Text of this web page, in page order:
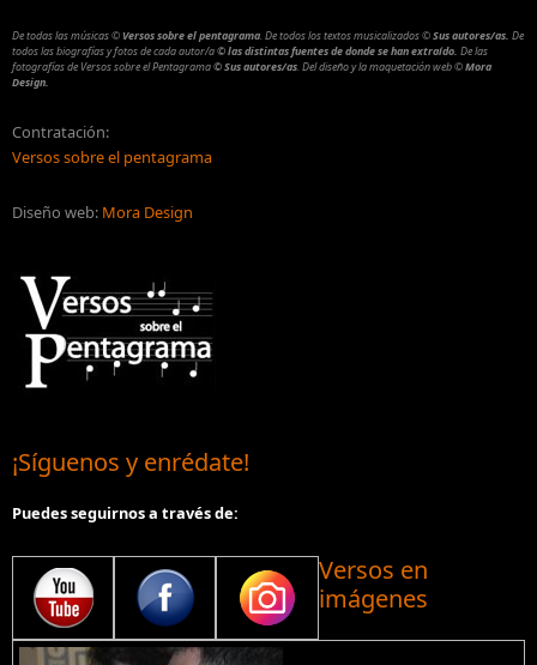
De todas las músicas© Versos sobre el pentagrama. De todos los textos musicalizados©Sus autores/as. De
todos las biografías y fotos de cada autor/a© las distintas fuentes de donde se han extraído. De las
fotografías de Versos sobre el Pentagrama© Sus autores/as. Del diseño y la maquetación web©Mora
Design.
Contratación:
Versos sobre el pentagrama
Diseño web: Mora Design
¡Síguenos y enrédate!
Puedes seguirnos a través de:
Versos en
imágenes